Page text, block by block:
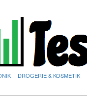
DROGERIE & KOSMETIK